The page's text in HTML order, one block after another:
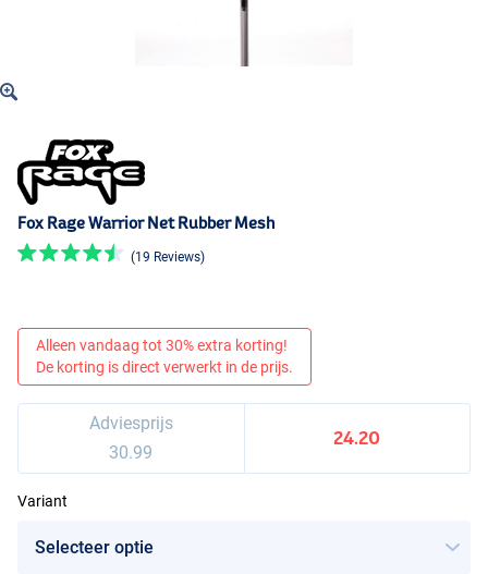
Fox Rage Warrior Net Rubber Mesh
(19 Reviews)
Alleen vandaag tot 30% extra korting!
De korting is direct verwerkt in de prijs.
Adviesprijs
30.99
24.20
Variant